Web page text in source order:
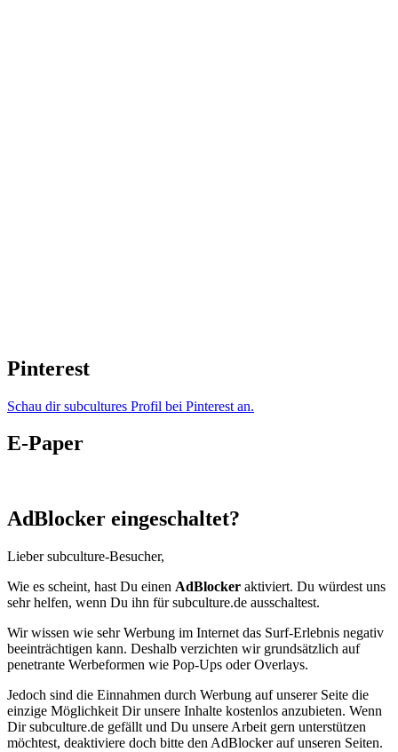
Pinterest
Schau dir subcultures Profil bei Pinterest an.
E-Paper
AdBlocker eingeschaltet?
Lieber subculture-Besucher,
Wie es scheint, hast Du einen AdBlocker aktiviert. Du würdest uns
sehr helfen, wenn Du ihn für subculture.de ausschaltest.
Wir wissen wie sehr Werbung im Internet das Surf-Erlebnis negativ
beeinträchtigen kann. Deshalb verzichten wir grundsätzlich auf
penetrante Werbeformen wie Pop-Ups oder Overlays.
Jedoch sind die Einnahmen durch Werbung auf unserer Seite die
einzige Möglichkeit Dir unsere Inhalte kostenlos anzubieten. Wenn
Dir subculture.de gefällt und Du unsere Arbeit gern unterstützen
möchtest, deaktiviere doch bitte den AdBlocker auf unseren Seiten.